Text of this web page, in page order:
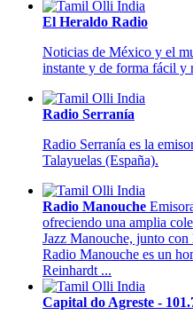
El Heraldo Radio
Noticias de México y el
instante y de forma fácil y
Radio Serranía
Radio Serranía es la
Talayuelas (España).
Radio Manouche
ofreciendo una amplia
Jazz Manouche, junto con
Radio Manouche es un
Reinhardt ...
Capital do Agreste -